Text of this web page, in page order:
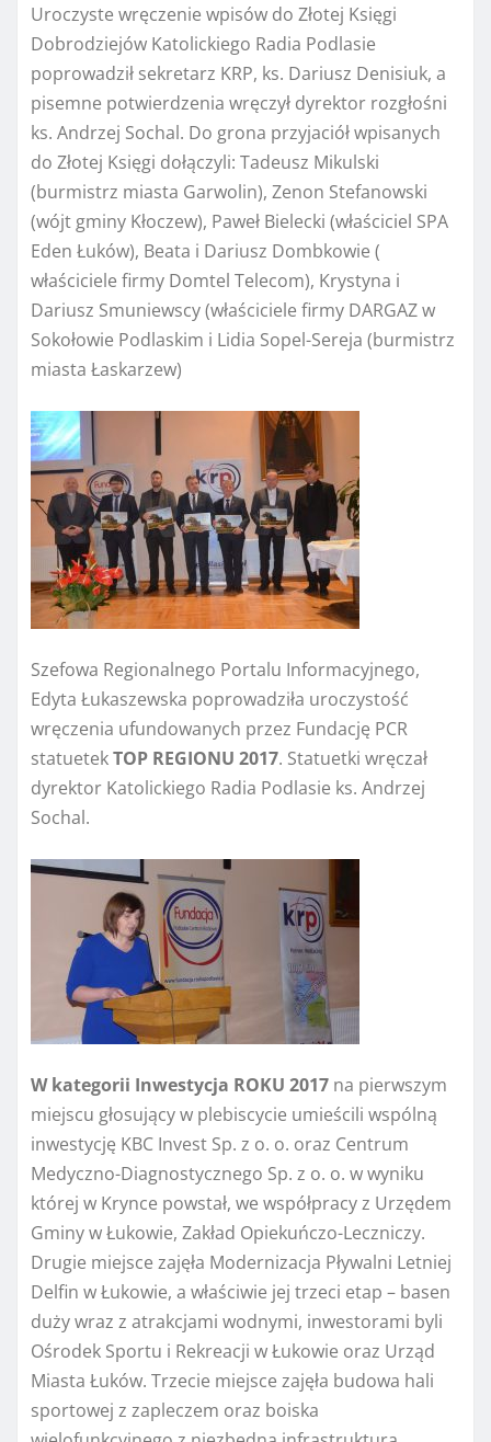
Uroczyste wręczenie wpisów do Złotej Księgi
Dobrodziejów Katolickiego Radia Podlasie
poprowadził sekretarz KRP, ks. Dariusz Denisiuk, a
pisemne potwierdzenia wręczył dyrektor rozgłośni
ks. Andrzej Sochal. Do grona przyjaciół wpisanych
do Złotej Księgi dołączyli: Tadeusz Mikulski
(burmistrz miasta Garwolin), Zenon Stefanowski
(wójt gminy Kłoczew), Paweł Bielecki (właściciel SPA
Eden Łuków), Beata i Dariusz Dombkowie (
właściciele firmy Domtel Telecom), Krystyna i
Dariusz Smuniewscy (właściciele firmy DARGAZ w
Sokołowie Podlaskim i Lidia Sopel-Sereja (burmistrz
miasta Łaskarzew)
Szefowa Regionalnego Portalu Informacyjnego,
Edyta Łukaszewska poprowadziła uroczystość
wręczenia ufundowanych przez Fundację PCR
statuetekTOP REGIONU 2017. Statuetki wręczał
dyrektor Katolickiego Radia Podlasie ks. Andrzej
Sochal.
W kategorii Inwestycja ROKU 2017 na pierwszym
miejscu głosujący w plebiscycie umieścili wspólną
inwestycję KBC Invest Sp. z o. o. oraz Centrum
Medyczno-Diagnostycznego Sp. z o. o. w wyniku
której w Krynce powstał, we współpracy z Urzędem
Gminy w Łukowie, Zakład Opiekuńczo-Leczniczy.
Drugie miejsce zajęła Modernizacja Pływalni Letniej
Delfin w Łukowie, a właściwie jej trzeci etap – basen
duży wraz z atrakcjami wodnymi, inwestorami byli
Ośrodek Sportu i Rekreacji w Łukowie oraz Urząd
Miasta Łuków. Trzecie miejsce zajęła budowa hali
sportowej z zapleczem oraz boiska